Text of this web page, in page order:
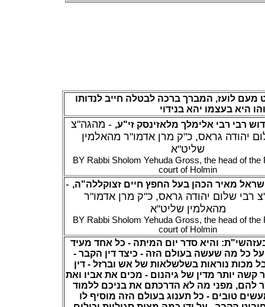
מעם לועז, המברך ברכה לבטלה חייב לנדותו
היא בעצמו יהא בנידוי
רבי רבי אלימלך מלאזינסק זי"ע, - מהגה"צ
יהודה גראס, כ"ק מרן אדמו"ר מהאלמין
שליט"א
BY Rabbi Sholom Yehuda Gross, the head of the
court of Holmin
מאיר הכהן בעל החפץ חיים זצוקללה"ה,
-
רבי שלום יהודה גראס, כ"ק מרן אדמו"ר
מהאלמין שליט"א
BY Rabbi Sholom Yehuda Gross, the head of the
court of Holmin
והיא סדר יום המיתה - כל אחד מעיד
כל מה שעשה בעולם הזה - כיצד דין הקבר -
מכות נוראות בשלשלאות של אש וברזל - דין
קשה יותר מדין של גיהנום - מכים את אביו ואת
להם, מפני מה לא הדרכתם את בניכם ללמוד
טובים - כל תענוג בעולם הזה מוסיף לו